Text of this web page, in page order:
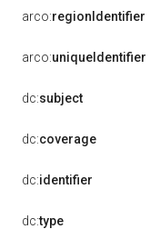
arco:regionIdentifier
arco:uniqueIdentifier
dc:subject
dc:coverage
dc:identifier
dc:type